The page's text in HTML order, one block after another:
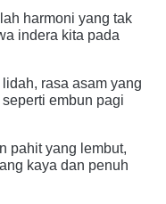
harmoni yang tak
indera kita pada
rasa asam yang
embun pagi
pahit yang lembut,
kaya dan penuh